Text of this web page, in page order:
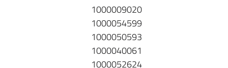
1000009020
1000054599
1000050593
1000040061
1000052624